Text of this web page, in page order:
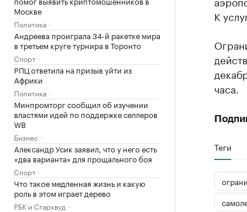
Москве
Политика
Андреева проиграла 34-й ракетке мира
в третьем круге турнира в Торонто
Спорт
РПЦ ответила на призыв уйти из
Африки
Политика
Минпромторг сообщил об изучении
властями идей по поддержке селлеров
WB
Бизнес
Александр Усик заявил, что у него есть
«два варианта» для прощального боя
Спорт
Что такое медленная жизнь и какую
роль в этом играет дерево
РБК и Старквуд
К
часа.
Теги